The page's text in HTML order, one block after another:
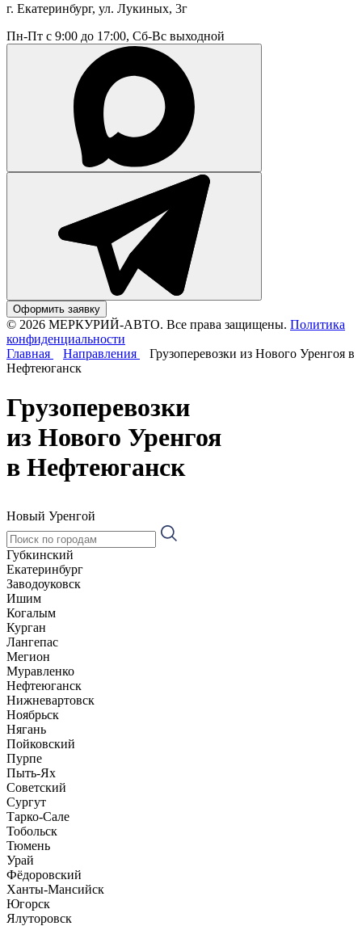
г. Екатеринбург, ул. Лукиных, 3г
Пн-Пт с 9:00 до 17:00, Сб-Вс выходной
Оформить заявку
© 2026 МЕРКУРИЙ-АВТО. Все права защищены. Политика
конфиденциальности
Главная
Направления
Грузоперевозки из Нового Уренгоя в
Нефтеюганск
Грузоперевозки
из Нового Уренгоя
в Нефтеюганск
Новый Уренгой
Губкинский
Екатеринбург
Заводоуковск
Ишим
Когалым
Курган
Лангепас
Мегион
Муравленко
Нефтеюганск
Нижневартовск
Ноябрьск
Нягань
Пойковский
Пурпе
Пыть-Ях
Советский
Сургут
Тарко-Сале
Тобольск
Тюмень
Урай
Фёдоровский
Ханты-Мансийск
Югорск
Ялуторовск